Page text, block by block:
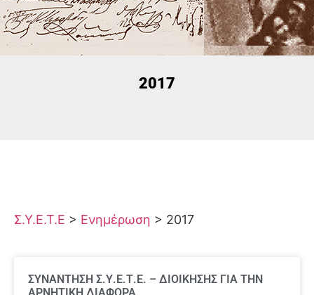
2017
Σ.Υ.Ε.Τ.Ε > Ενημέρωση > 2017
ΣΥΝΑΝΤΗΣΗ Σ.Υ.Ε.Τ.Ε. – ΔΙΟΙΚΗΣΗΣ ΓΙΑ ΤΗΝ